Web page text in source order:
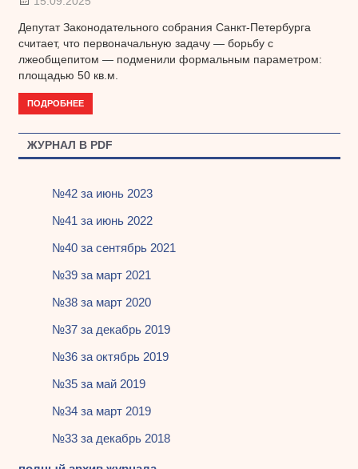
Депутат Законодательного собрания Санкт-Петербурга
считает, что первоначальную задачу — борьбу с
лжеобщепитом — подменили формальным параметром:
площадью 50 кв.м.
ПОДРОБНЕЕ
ЖУРНАЛ В PDF
№42 за июнь 2023
№41 за июнь 2022
№40 за сентябрь 2021
№39 за март 2021
№38 за март 2020
№37 за декабрь 2019
№36 за октябрь 2019
№35 за май 2019
№34 за март 2019
№33 за декабрь 2018